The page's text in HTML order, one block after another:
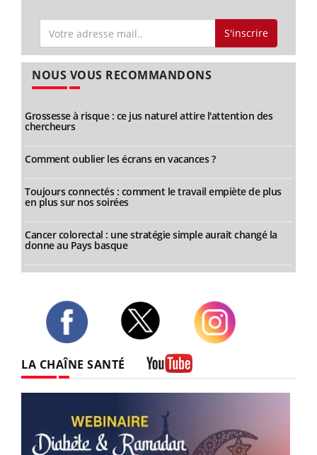
S'inscrire
NOUS VOUS RECOMMANDONS
Grossesse à risque : ce jus naturel attire l'attention des
chercheurs
Comment oublier les écrans en vacances ?
Toujours connectés : comment le travail empiète de plus
en plus sur nos soirées
Cancer colorectal : une stratégie simple aurait changé la
donne au Pays basque